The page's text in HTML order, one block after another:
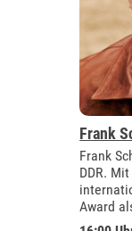
Frank
Frank
DDR.
Award